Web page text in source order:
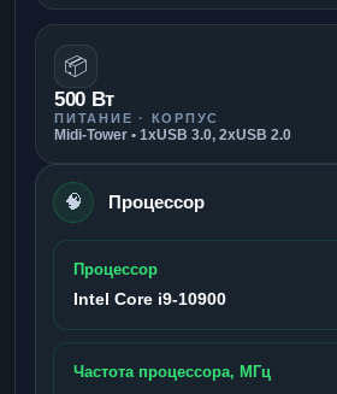
📦
500 Вт
ПИТАНИЕ · КОРПУС
Midi-Tower • 1xUSB 3.0, 2xUSB 2.0
🧠 Процессор
Процессор
Intel Core i9-10900
Частота процессора, МГц